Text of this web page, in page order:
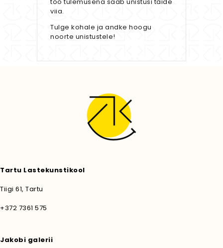
viia.
Tulge kohale ja andke hoogu
noorte unistustele!
Tartu Lastekunstikool
Tiigi 61, Tartu
+372 7361 575
Jakobi galerii